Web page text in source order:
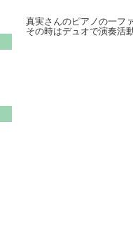
真実さんのピアノの一フ
その時はデュオで演奏活